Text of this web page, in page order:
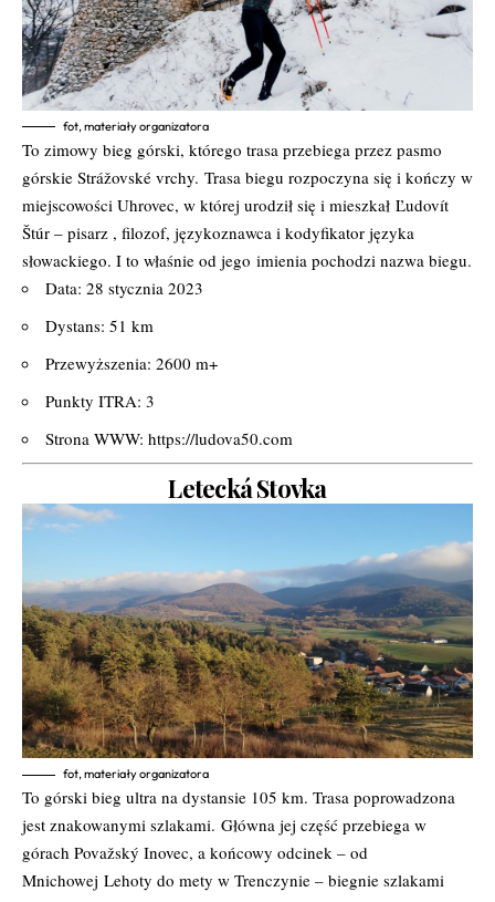
fot, materiały organizatora
To zimowy bieg górski, którego trasa przebiega przez pasmo
górskie Strážovské vrchy. Trasa biegu rozpoczyna się i kończy w
miejscowości Uhrovec, w której urodził się i mieszkał Ľudovít
Štúr – pisarz , filozof, językoznawca i kodyfikator języka
słowackiego. I to właśnie od jego imienia pochodzi nazwa biegu.
Data: 28 stycznia 2023
Dystans: 51 km
Przewyższenia: 2600 m+
Punkty ITRA: 3
Strona WWW: https://ludova50.com
Letecká Stovka
fot, materiały organizatora
To górski bieg ultra na dystansie 105 km. Trasa poprowadzona
jest znakowanymi szlakami. Główna jej część przebiega w
górach Považský Inovec, a końcowy odcinek – od
Mnichowej Lehoty do mety w Trenczynie – biegnie szlakami